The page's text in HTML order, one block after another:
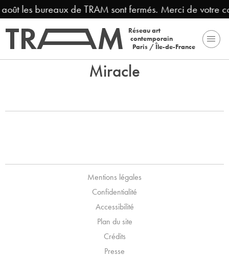
les bureaux de TRAM sont fermés. Merci de votre
Réseau art
contemporain
Paris / Île-de-France
Miracle
Mentions légales
Confidentialité
Accessibilité
Plan du site
Crédits
Presse